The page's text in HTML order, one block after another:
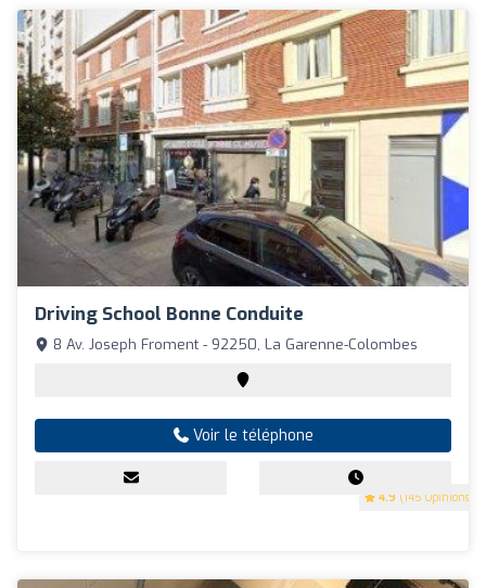
Driving School Bonne Conduite
4.9 (145 Opinions)
8 Av. Joseph Froment - 92250, La Garenne-Colombes
Voir le téléphone